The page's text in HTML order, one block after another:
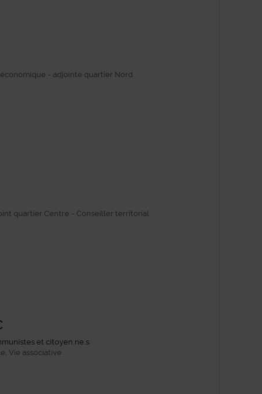
- adjointe quartier Nord
quartier Centre - Conseiller territorial
et citoyen.ne.s
Vie associative